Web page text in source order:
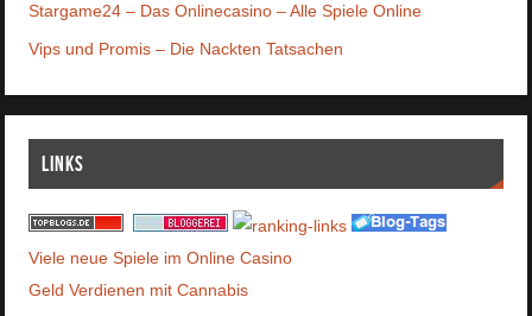
Stargame24 – Das Onlinecasino – Alle Spiele Online
Vips und Promis – Die Nackten Tatsachen
Links
Viele neue Spiele im Online Casino
Geld Verdienen mit Cannabis